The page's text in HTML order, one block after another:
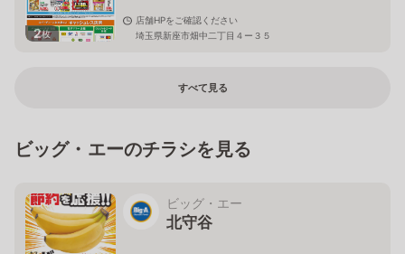
2枚
店舗HPをご確認ください
埼玉県新座市畑中二丁目４ー３５
すべて見る
ビッグ・エーのチラシを見る
ビッグ・エー
北守谷